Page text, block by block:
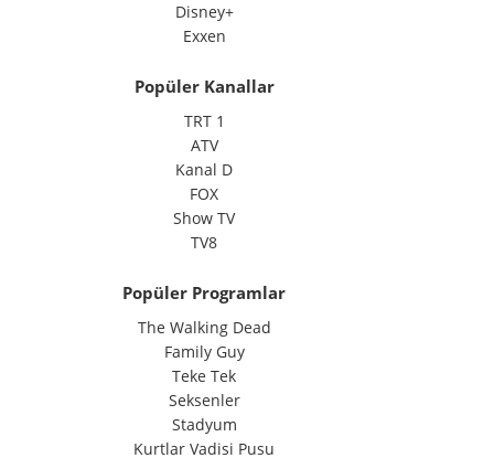
Disney+
Exxen
Popüler Kanallar
TRT 1
ATV
Kanal D
FOX
Show TV
TV8
Popüler Programlar
The Walking Dead
Family Guy
Teke Tek
Seksenler
Stadyum
Kurtlar Vadisi Pusu